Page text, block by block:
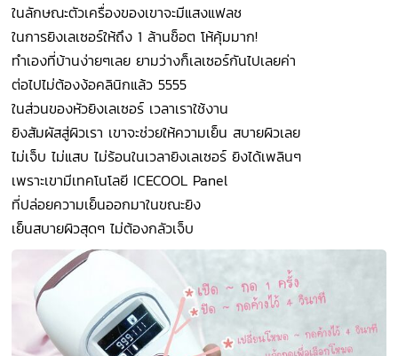
ในลักษณะตัวเครื่องของเขาจะมีแสงแฟลช
ในการยิงเลเซอร์ให้ถึง 1 ล้านช็อต โห้คุ้มมาก!
ทำเองที่บ้านง่ายๆเลย ยามว่างก็เลเซอร์กันไปเลยค่า
ต่อไปไม่ต้องง้อคลินิกแล้ว 5555
ในส่วนของหัวยิงเลเซอร์ เวลาเราใช้งาน
ยิงสัมผัสสู่ผิวเรา เขาจะช่วยให้ความเย็น สบายผิวเลย
ไม่เจ็บ ไม่แสบ ไม่ร้อนในเวลายิงเลเซอร์ ยิงได้เพลินๆ
เพราะเขามีเทคโนโลยี ICECOOL Panel
ที่ปล่อยความเย็นออกมาในขณะยิง
เย็นสบายผิวสุดๆ ไม่ต้องกลัวเจ็บ